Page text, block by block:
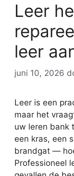
Leer
leer
juni 10, 2026
Leer is een
maar het
uw leren bank
een kras, een
brandgat —
Professioneel